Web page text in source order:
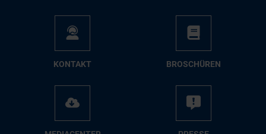
KON­TAKT BRO­SCHÜ­REN